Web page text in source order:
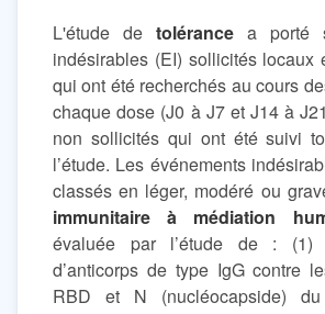
L'étude de tolérance a porté
indésirables (EI) sollicités locaux
qui ont été recherchés au cours
chaque dose (J0 à J7 et J14 à
non sollicités qui ont été suivi
l’étude. Les événements
classés en léger, modéré ou
immunitaire à médiation
évaluée par l’étude de : (1)
d’anticorps de type IgG contre
RBD et N (nucléocapside) du